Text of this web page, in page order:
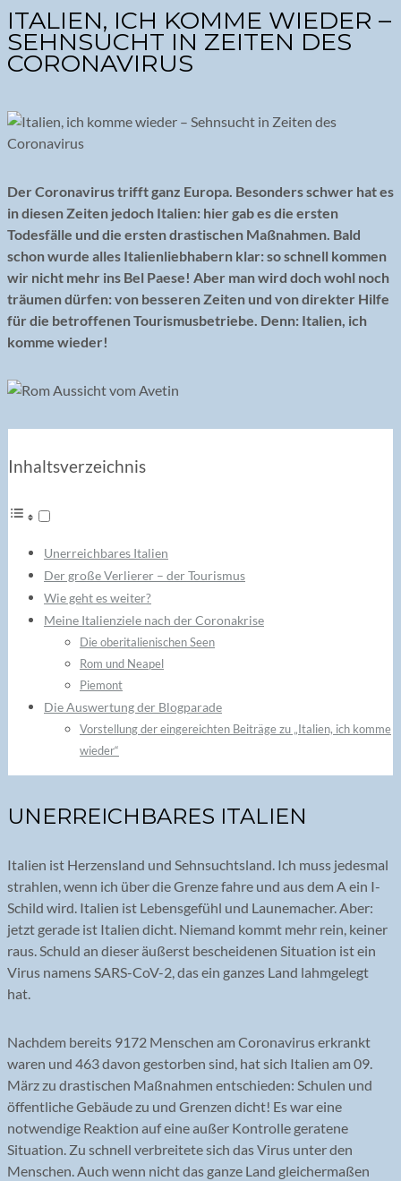
ITALIEN, ICH KOMME WIEDER –
SEHNSUCHT IN ZEITEN DES
CORONAVIRUS
Der Coronavirus trifft ganz Europa. Besonders schwer hat es
in diesen Zeiten jedoch Italien: hier gab es die ersten
Todesfälle und die ersten drastischen Maßnahmen. Bald
schon wurde alles Italienliebhabern klar: so schnell kommen
wir nicht mehr ins Bel Paese! Aber man wird doch wohl noch
träumen dürfen: von besseren Zeiten und von direkter Hilfe
für die betroffenen Tourismusbetriebe. Denn: Italien, ich
komme wieder!
Inhaltsverzeichnis
Unerreichbares Italien
Der große Verlierer – der Tourismus
Wie geht es weiter?
Meine Italienziele nach der Coronakrise
Die oberitalienischen Seen
Rom und Neapel
Piemont
Die Auswertung der Blogparade
Vorstellung der eingereichten Beiträge zu „Italien, ich komme
wieder“
UNERREICHBARES ITALIEN
Italien ist Herzensland und Sehnsuchtsland. Ich muss jedesmal
strahlen, wenn ich über die Grenze fahre und aus dem A ein I-
Schild wird. Italien ist Lebensgefühl und Launemacher. Aber:
jetzt gerade ist Italien dicht. Niemand kommt mehr rein, keiner
raus. Schuld an dieser äußerst bescheidenen Situation ist ein
Virus namens SARS-CoV-2, das ein ganzes Land lahmgelegt
hat.
Nachdem bereits 9172 Menschen am Coronavirus erkrankt
waren und 463 davon gestorben sind, hat sich Italien am 09.
März zu drastischen Maßnahmen entschieden: Schulen und
öffentliche Gebäude zu und Grenzen dicht! Es war eine
notwendige Reaktion auf eine außer Kontrolle geratene
Situation. Zu schnell verbreitete sich das Virus unter den
Menschen. Auch wenn nicht das ganze Land gleichermaßen